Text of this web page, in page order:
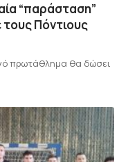
“παράσταση”
τους Πόντιους
πρωτάθλημα θα δώσει